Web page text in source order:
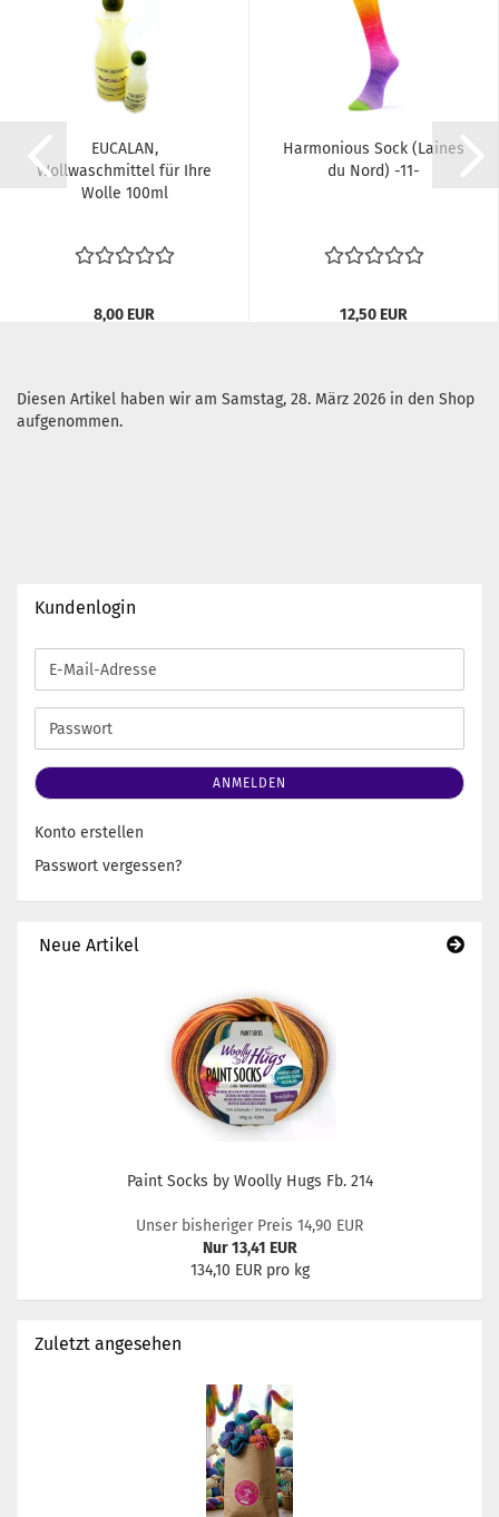
EUCALAN,
Wollwaschmittel für Ihre
Wolle 100ml
8,00 EUR
Harmonious Sock (Laines
du Nord) -11-
12,50 EUR
Diesen Artikel haben wir am Samstag, 28. März 2026 in den Shop
aufgenommen.
Kundenlogin
E-
Mail-
Adresse
Passwort
ANMELDEN
Konto erstellen
Passwort vergessen?
Neue Artikel
Paint Socks by Woolly Hugs Fb. 214
Unser bisheriger Preis 14,90 EUR
Nur 13,41 EUR
134,10 EUR pro kg
Zuletzt angesehen